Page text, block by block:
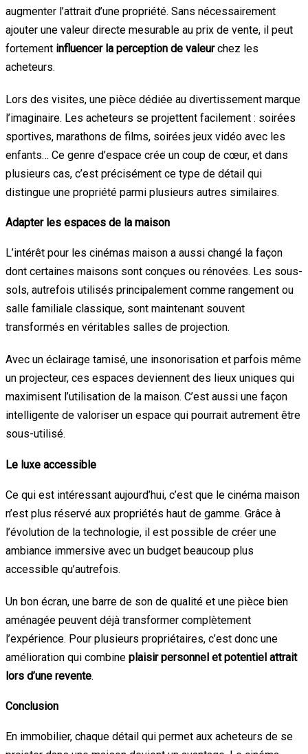
augmenter l’attrait d’une propriété. Sans nécessairement
ajouter une valeur directe mesurable au prix de vente, il peut
fortement influencer la perception de valeurchez les
acheteurs.
Lors des visites, une pièce dédiée au divertissement marque
l’imaginaire. Les acheteurs se projettent facilement : soirées
sportives, marathons de films, soirées jeux vidéo avec les
enfants… Ce genre d’espace crée un coup de cœur, et dans
plusieurs cas, c’est précisément ce type de détail qui
distingue une propriété parmi plusieurs autres similaires.
Adapter les espaces de la maison
L’intérêt pour les cinémas maison a aussi changé la façon
dont certaines maisons sont conçues ou rénovées. Les sous-
sols, autrefois utilisés principalement comme rangement ou
salle familiale classique, sont maintenant souvent
transformés en véritables salles de projection.
Avec un éclairage tamisé, une insonorisation et parfois même
un projecteur, ces espaces deviennent des lieux uniques qui
maximisent l’utilisation de la maison. C’est aussi une façon
intelligente de valoriser un espace qui pourrait autrement être
sous-utilisé.
Le luxe accessible
Ce qui est intéressant aujourd’hui, c’est que le cinéma maison
n’est plus réservé aux propriétés haut de gamme. Grâce à
l’évolution de la technologie, il est possible de créer une
ambiance immersive avec un budget beaucoup plus
accessible qu’autrefois.
Un bon écran, une barre de son de qualité et une pièce bien
aménagée peuvent déjà transformer complètement
l’expérience. Pour plusieurs propriétaires, c’est donc une
amélioration qui combine plaisir personnel et potentiel attrait
lors d’une revente.
Conclusion
En immobilier, chaque détail qui permet aux acheteurs de se